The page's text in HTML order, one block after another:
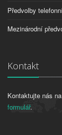
Předvolby
Mezinárodní
Kontakt
Kontaktujte nás
formulář.